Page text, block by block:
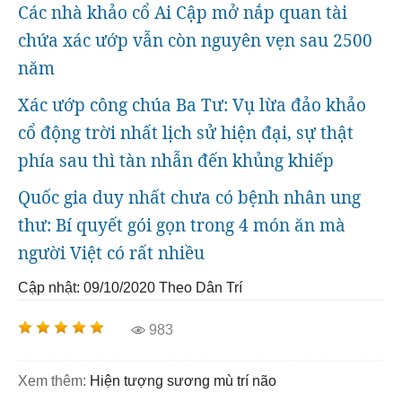
Các nhà khảo cổ Ai Cập mở nắp quan tài
chứa xác ướp vẫn còn nguyên vẹn sau 2500
năm
Xác ướp công chúa Ba Tư: Vụ lừa đảo khảo
cổ động trời nhất lịch sử hiện đại, sự thật
phía sau thì tàn nhẫn đến khủng khiếp
Quốc gia duy nhất chưa có bệnh nhân ung
thư: Bí quyết gói gọn trong 4 món ăn mà
người Việt có rất nhiều
Cập nhật: 09/10/2020 Theo Dân Trí
983
Xem thêm: hiện tượng sương mù trí não